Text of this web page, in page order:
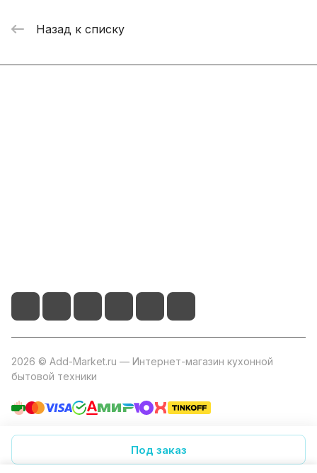
Под заказ
Назад к списку
2026 © Add-Market.ru — Интернет-магазин кухонной
бытовой техники
Конфиденциальность